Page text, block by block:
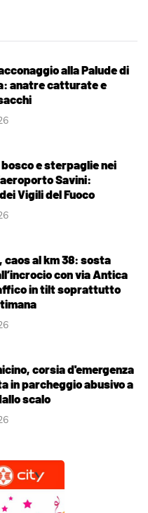
alla Palude di
anatre catturate e
e sterpaglie nei
Savini:
Vigili del Fuoco
caos al km 38: sosta
con via Antica
in tilt soprattutto
corsia d'emergenza
in parcheggio abusivo a
scalo